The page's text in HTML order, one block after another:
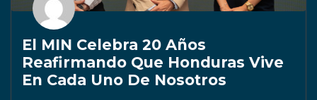
El MIN Celebra 20 Años
Reafirmando Que Honduras Vive
En Cada Uno De Nosotros